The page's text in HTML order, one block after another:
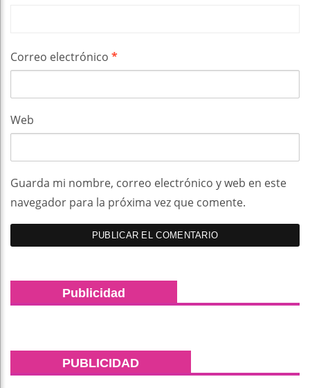
Correo electrónico *
Web
Guarda mi nombre, correo electrónico y web en este
navegador para la próxima vez que comente.
Publicidad
PUBLICIDAD